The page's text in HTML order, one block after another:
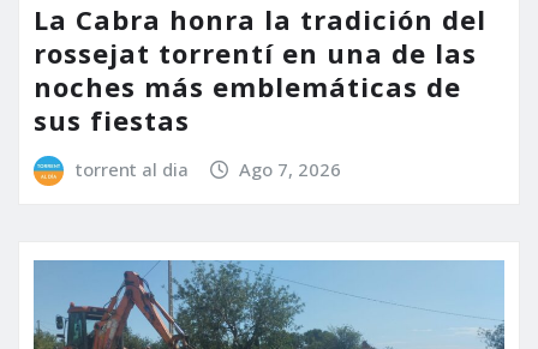
La Cabra honra la tradición del
rossejat torrentí en una de las
noches más emblemáticas de
sus fiestas
torrent al dia Ago 7, 2026